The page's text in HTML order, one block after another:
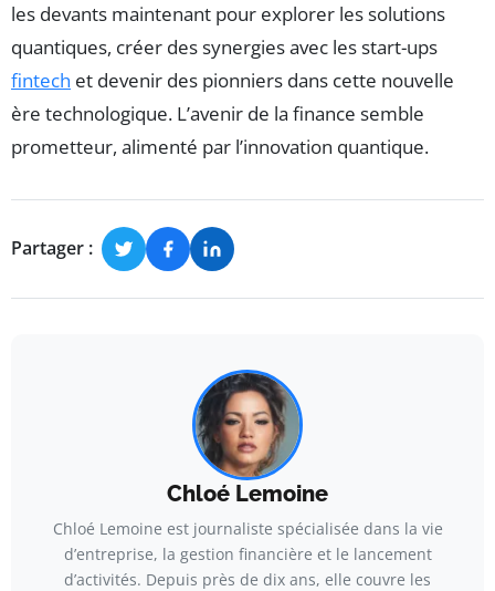
les devants maintenant pour explorer les solutions
quantiques, créer des synergies avec les start-ups
fintech et devenir des pionniers dans cette nouvelle
ère technologique. L’avenir de la finance semble
prometteur, alimenté par l’innovation quantique.
Partager :
Chloé Lemoine
Chloé Lemoine est journaliste spécialisée dans la vie
d’entreprise, la gestion financière et le lancement
d’activités. Depuis près de dix ans, elle couvre les